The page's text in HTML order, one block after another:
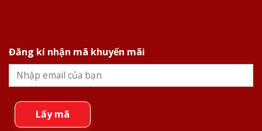
Đăng kí nhận mã khuyến mãi
Lấy mã